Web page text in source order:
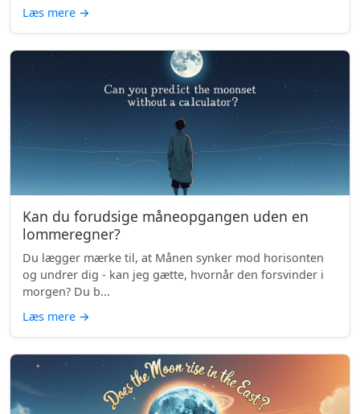
Læs mere →
Kan du forudsige måneopgangen uden en
lommeregner?
Du lægger mærke til, at Månen synker mod horisonten
og undrer dig - kan jeg gætte, hvornår den forsvinder i
morgen? Du b...
Læs mere →